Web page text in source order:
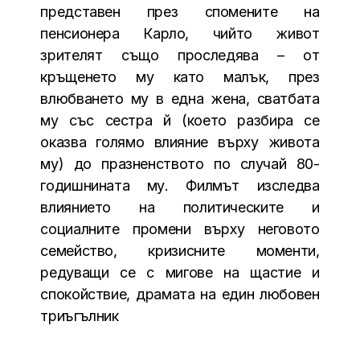
представен през спомените на
пенсионера Карло, чийто живот
зрителят също проследява – от
кръщенето му като малък, през
влюбването му в една жена, сватбата
му със сестра й (което разбира се
оказва голямо влияние върху живота
му) до празненството по случай 80-
годишнината му. Филмът изследва
влиянието на политическите и
социалните промени върху неговото
семейство, кризисните моменти,
редуващи се с мигове на щастие и
спокойствие, драмата на един любовен
триъгълник